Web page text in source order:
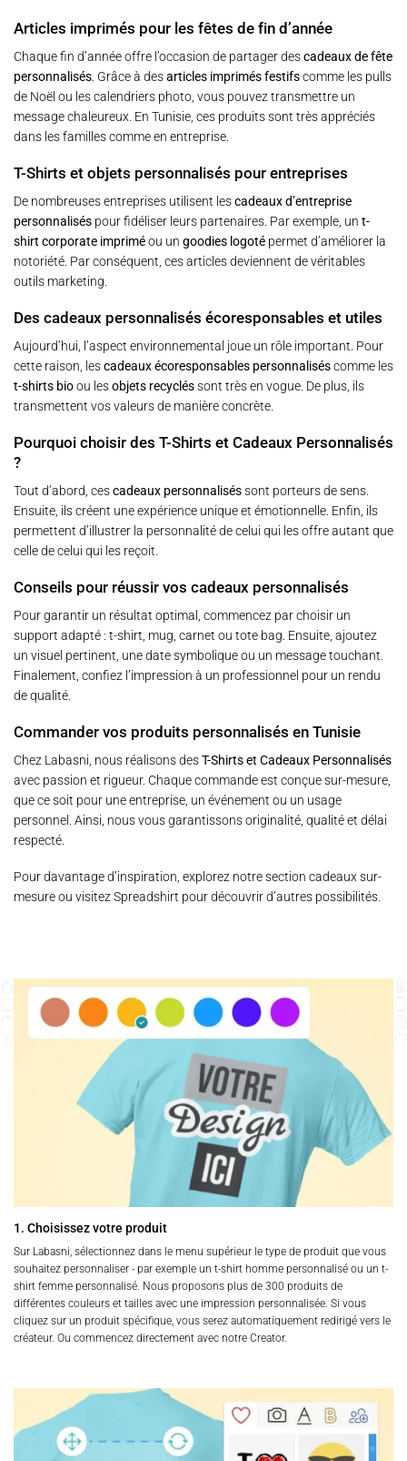
Articles imprimés pour les fêtes de fin d’année
Chaque fin d’année offre l’occasion de partager descadeaux de fête
personnalisés . Grâce à desarticles imprimés festifscomme les pulls
de Noël ou les calendriers photo, vous pouvez transmettre un
message chaleureux. En Tunisie, ces produits sont très appréciés
dans les familles comme en entreprise.
T-Shirts et objets personnalisés pour entreprises
De nombreuses entreprises utilisent lescadeaux d’entreprise
personnalisés pour fidéliser leurs partenaires. Par exemple, un t-
shirt corporate impriméou un goodies logoté permet d’améliorer la
notoriété. Par conséquent, ces articles deviennent de véritables
outils marketing.
Des cadeaux personnalisés écoresponsables et utiles
Aujourd’hui, l’aspect environnemental joue un rôle important. Pour
cette raison, lescadeaux écoresponsables personnaliséscomme les
t-shirts bioou lesobjets recycléssont très en vogue. De plus, ils
transmettent vos valeurs de manière concrète.
Pourquoi choisir des T-Shirts et Cadeaux Personnalisés
?
Tout d’abord, cescadeaux personnaliséssont porteurs de sens.
Ensuite, ils créent une expérience unique et émotionnelle. Enfin, ils
permettent d’illustrer la personnalité de celui qui les offre autant que
celle de celui qui les reçoit.
Conseils pour réussir vos cadeaux personnalisés
Pour garantir un résultat optimal, commencez par choisir un
support adapté : t-shirt, mug, carnet ou tote bag. Ensuite, ajoutez
un visuel pertinent, une date symbolique ou un message touchant.
Finalement, confiez l’impression à un professionnel pour un rendu
de qualité.
Commander vos produits personnalisés en Tunisie
Chez Labasni , nous réalisons desT-Shirts et Cadeaux Personnalisés
avec passion et rigueur. Chaque commande est conçue sur-mesure,
que ce soit pour une entreprise, un événement ou un usage
personnel. Ainsi, nous vous garantissons originalité, qualité et délai
respecté.
Pour davantage d’inspiration, explorez notresection cadeaux sur-
mesureou visitez Spreadshirt pour découvrir d’autres possibilités.
1. Choisissez votre produit
Sur Labasni, sélectionnez dans le menu supérieur le type de produit que vous
souhaitez personnaliser - par exemple un t-shirt homme personnalisé ou un t-
shirt femme personnalisé. Nous proposons plus de 300 produits de
différentes couleurs et tailles avec une impression personnalisée. Si vous
cliquez sur un produit spécifique, vous serez automatiquement redirigé vers le
créateur. Ou commencez directement avec notre Creator.